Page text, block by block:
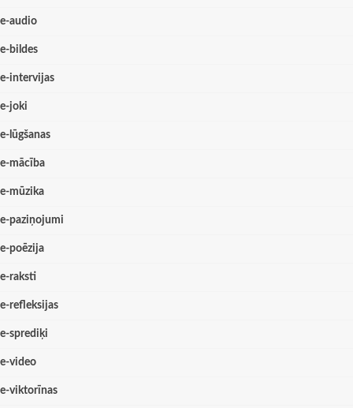
e-audio
e-bildes
e-intervijas
e-joki
e-lūgšanas
e-mācība
e-mūzika
e-paziņojumi
e-poēzija
e-raksti
e-refleksijas
e-sprediķi
e-video
e-viktorīnas